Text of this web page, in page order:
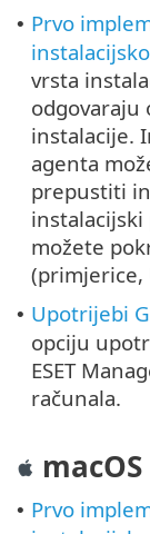
• Prvo
vrsta
odgovaraju
instalacije.
agenta
prepustiti
možete
(primjerice,
• Upotrijebi
opciju
ESET
računala.
macOS
• Prvo